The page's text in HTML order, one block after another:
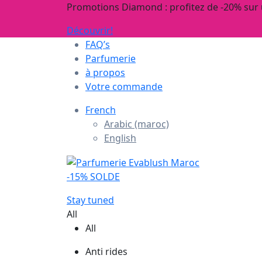
Promotions Diamond : profitez de -20%
Découvrir!
FAQ’s
Parfumerie
à propos
Votre commande
French
Arabic (maroc)
English
-15% SOLDE
Stay tuned
All
All
Anti rides